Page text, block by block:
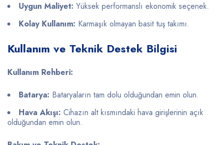
Uygun Maliyet: Yüksek performanslı ekonomik seçenek.
Kolay Kullanım: Karmaşık olmayan basit tuş takımı.
Kullanım ve Teknik Destek Bilgisi
Kullanım Rehberi:
Batarya: Bataryaların tam dolu olduğundan emin olun.
Hava Akışı: Cihazın alt kısmındaki hava girişlerinin açık
olduğundan emin olun.